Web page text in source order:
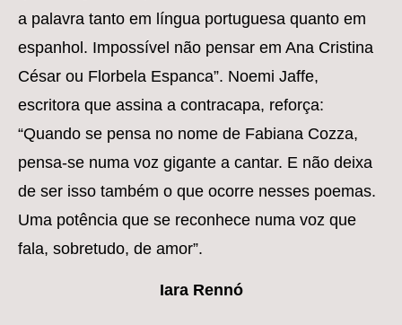
a palavra tanto em língua portuguesa quanto em
espanhol. Impossível não pensar em Ana Cristina
César ou Florbela Espanca”. Noemi Jaffe,
escritora que assina a contracapa, reforça:
“Quando se pensa no nome de Fabiana Cozza,
pensa-se numa voz gigante a cantar. E não deixa
de ser isso também o que ocorre nesses poemas.
Uma potência que se reconhece numa voz que
fala, sobretudo, de amor”.
Iara Rennó